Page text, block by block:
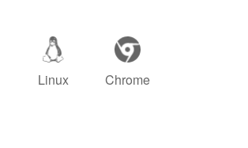
Linux Chrome